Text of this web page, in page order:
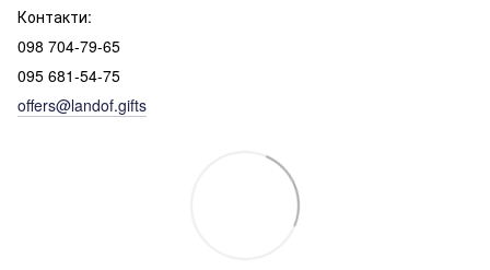
Контакти:
098 704-79-65
095 681-54-75
offers@landof.gifts